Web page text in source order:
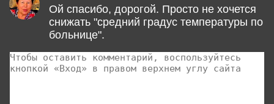
Ой спасибо, дорогой. Просто не хочется
снижать "средний градус температуры по
больнице".